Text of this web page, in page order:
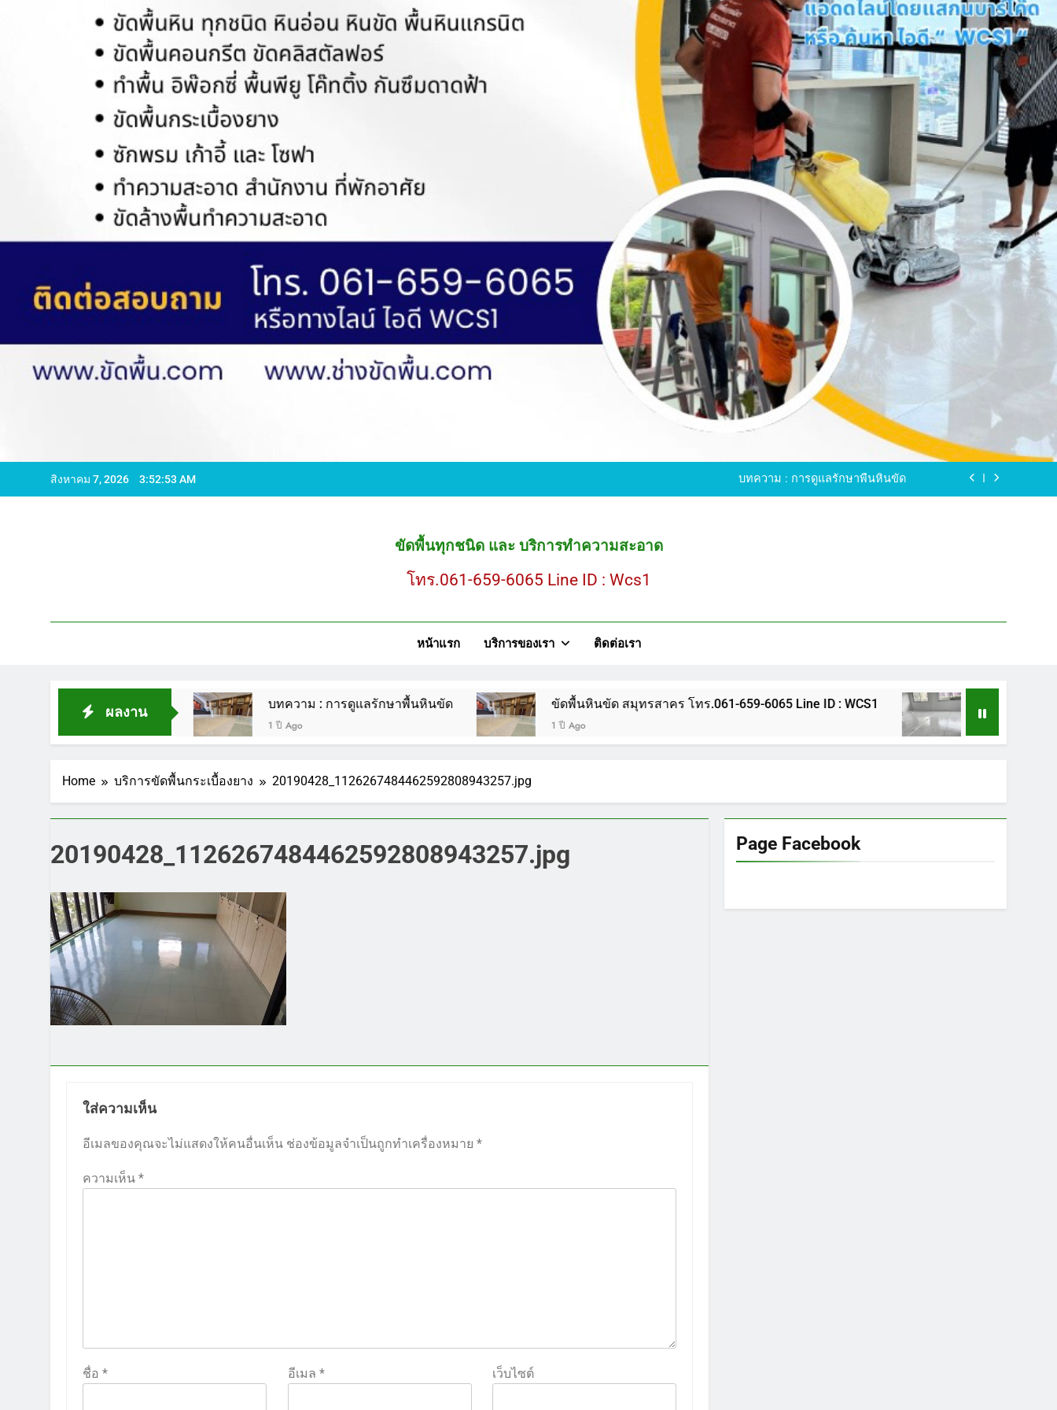
สิงหาคม 7, 2026 3:52:54 AM
ขัดพื้นหินขัด อบต.แหลมบัวนครปฐม
ขัดพื้นหินอ่อน โทร.0616596065 ไลน์ WCS1
บทความ : การดูแลรักษาพื้นหินขัด
ขัดพื้นหินขัด สมุทรสาคร โทร.061-659-6065 Line ID : WCS1
ขัดพื้นทุกชนิด และ บริการทำความสะอาด
โทร.061-659-6065 Line ID : Wcs1
หน้าแรก บริการของเรา ติดต่อเรา
ผลงาน
ไลน์ WCS1 บทความ : การดูแลรักษาพื้นหินขัด
1 ปี Ago
ขัดพื้นหินขัด สมุทรสาคร โทร.061-659-6065 Line ID : WCS1
1 ปี Ago
ขัดพื้นหินขัด อบต.แหลมบัว
1 ปี Ago
Home บริการขัดพื้นกระเบื้องยาง 20190428_1126267484462592808943257.jpg
20190428_1126267484462592808943257.jpg
ใส่ความเห็น
อีเมลของคุณจะไม่แสดงให้คนอื่นเห็น ช่องข้อมูลจำเป็นถูกทำเครื่องหมาย *
ความเห็น *
ชื่อ * อีเมล * เว็บไซต์
Page Facebook